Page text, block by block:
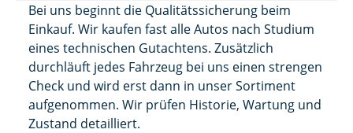
Bei uns beginnt die Qualitätssicherung beim
Einkauf. Wir kaufen fast alle Autos nach Studium
eines technischen Gutachtens. Zusätzlich
durchläuft jedes Fahrzeug bei uns einen strengen
Check und wird erst dann in unser Sortiment
aufgenommen. Wir prüfen Historie, Wartung und
Zustand detailliert.